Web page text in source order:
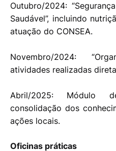
Outubro/2024:
Saudável”, incluindo
atuação do CONSEA.
Novembro/2024:
atividades realizadas
Abril/2025: Módulo
consolidação dos
ações locais.
Oficinas práticas